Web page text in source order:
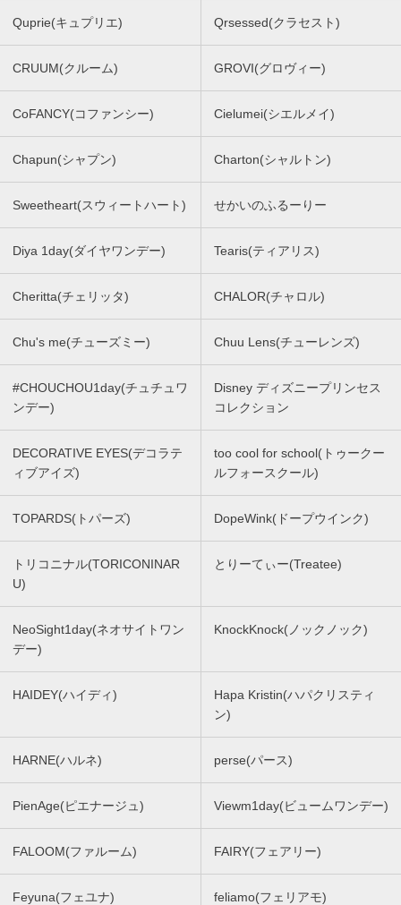
Quprie(キュプリエ) Qrsessed(クラセスト)
CRUUM(クルーム) GROVI(グロヴィー)
CoFANCY(コファンシー) Cielumei(シエルメイ)
Chapun(シャプン) Charton(シャルトン)
Sweetheart(スウィートハート) せかいのふるーりー
Diya 1day(ダイヤワンデー) Tearis(ティアリス)
Cheritta(チェリッタ) CHALOR(チャロル)
Chu's me(チューズミー) Chuu Lens(チューレンズ)
#CHOUCHOU1day(チュチュワ
ンデー)
Disney ディズニープリンセス
コレクション
DECORATIVE EYES(デコラテ
ィブアイズ)
too cool for school(トゥークー
ルフォースクール)
TOPARDS(トパーズ) DopeWink(ドープウインク)
トリコニナル(TORICONINAR
U)
とりーてぃー(Treatee)
NeoSight1day(ネオサイトワン
デー)
KnockKnock(ノックノック)
HAIDEY(ハイディ)
Hapa Kristin(ハパクリスティ
ン)
HARNE(ハルネ) perse(パース)
PienAge(ピエナージュ) Viewm1day(ビュームワンデー)
FALOOM(ファルーム) FAIRY(フェアリー)
Feyuna(フェユナ) feliamo(フェリアモ)